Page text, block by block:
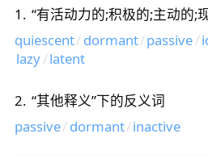
1 . “有活动力的;积极的;主动的;
quiescent/dormant/passive/
lazy/latent
2. “其他释义”下的反义词
passive/dormant/inactive